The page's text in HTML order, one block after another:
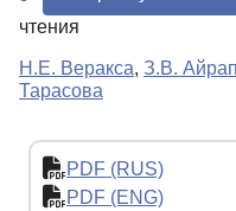
чтения
Н.Е. Веракса, З.В.
Тарасова
PDF (RUS)
PDF (ENG)